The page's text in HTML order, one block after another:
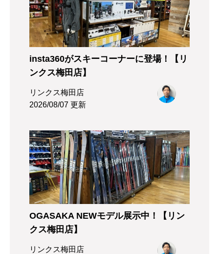
insta360がスキーコーナーに登場！【リ
ンクス梅田店】
リンクス梅田店
2026/08/07 更新
OGASAKA NEWモデル展示中！【リン
クス梅田店】
リンクス梅田店